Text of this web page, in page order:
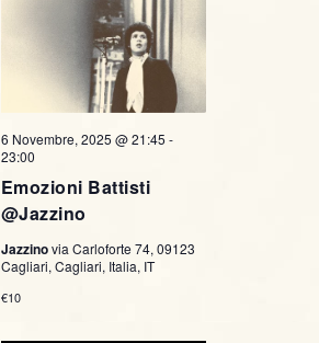
Emozioni Battisti
@Jazzino
6 Novembre, 2025 @ 21:45 -
23:00
Jazzinovia Carloforte 74, 09123
Cagliari, Cagliari, Italia, IT
€10